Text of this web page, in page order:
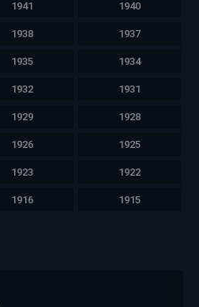
1941 1940
1938 1937
1935 1934
1932 1931
1929 1928
1926 1925
1923 1922
1916 1915